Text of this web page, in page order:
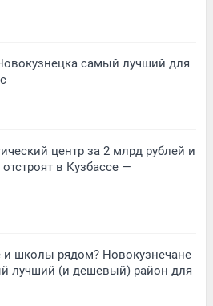
самый лучший для
центр за 2 млрд рублей и
в Кузбассе —
и школы рядом? Новокузнечане
лучший (и дешевый) район для